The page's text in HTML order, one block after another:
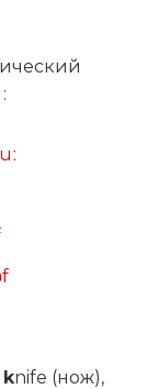
:
knife (нож),